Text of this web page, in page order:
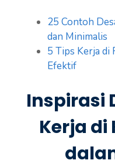
25 Contoh
dan Minimalis
5 Tips Kerja di
Efektif
Inspirasi
Kerja